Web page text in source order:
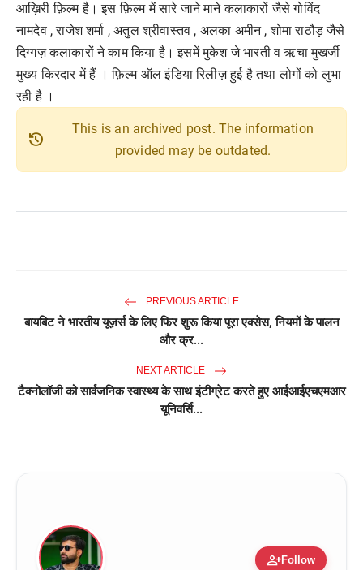
आख़िरी फ़िल्म है। इस फ़िल्म में सारे जाने माने कलाकारों जैसे गोविंद
नामदेव , राजेश शर्मा , अतुल श्रीवास्तव , अलका अमीन , शोमा राठौड़ जैसे
दिग्गज़ कलाकारों ने काम किया है। इसमें मुकेश जे भारती व ऋचा मुखर्जी
मुख्य किरदार में हैं । फ़िल्म ऑल इंडिया रिलीज़ हुई है तथा लोगों को लुभा
रही है ।
history
This is an archived post. The information
provided may be outdated.
PREVIOUS ARTICLE
बायबिट ने भारतीय यूज़र्स के लिए फिर शुरू किया पूरा एक्सेस, नियमों के पालन
और क्र...
NEXT ARTICLE
टैक्नोलॉजी को सार्वजनिक स्वास्थ्य के साथ इंटीग्रेट करते हुए आईआईएचएमआर
यूनिवर्सि...
person_addFollow